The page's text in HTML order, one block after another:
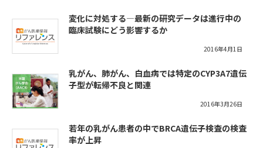
変化に対処する―最新の研究データは進行中の
臨床試験にどう影響するか
2016年4月1日
乳がん、肺がん、白血病では特定のCYP3A7遺伝
子型が転帰不良と関連
2016年3月26日
若年の乳がん患者の中でBRCA遺伝子検査の検査
率が上昇